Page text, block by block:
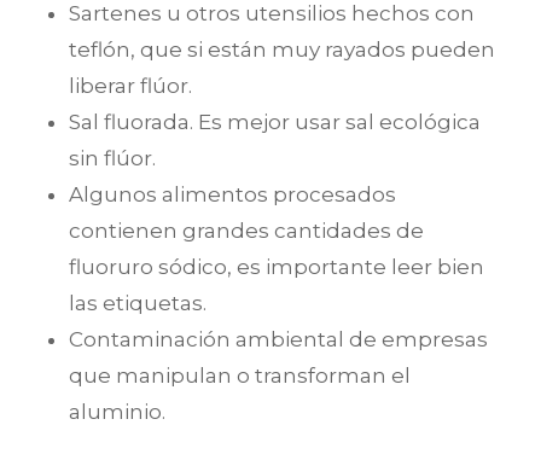
Sartenes u otros utensilios hechos con
teflón, que si están muy rayados pueden
liberar flúor.
Sal fluorada. Es mejor usar sal ecológica
sin flúor.
Algunos alimentos procesados
contienen grandes cantidades de
fluoruro sódico, es importante leer bien
las etiquetas.
Contaminación ambiental de empresas
que manipulan o transforman el
aluminio.